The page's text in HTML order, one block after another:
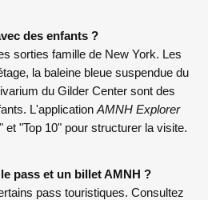
des enfants ?
sorties famille de New York. Les
la baleine bleue suspendue du
du Gilder Center sont des
L'application AMNH Explorer
"Top 10" pour structurer la visite.
pass et un billet AMNH ?
pass touristiques. Consultez